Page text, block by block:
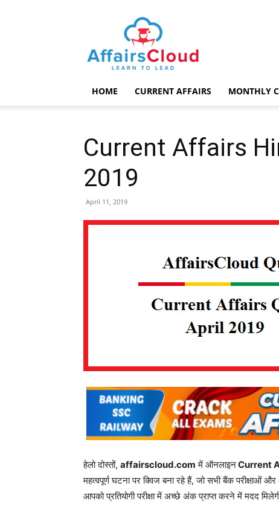
AffairsCloud.com
HOME CURRENT AFFAIRS MONTHLY
Current Affairs
2019
April 11, 2019
हेलो दोस्तों, affairscloud.com में ऑनलाइनCurrent
महत्वपूर्ण घटना पर क्विज बना रहे हैं, जो सभी बैंक परीक्षाओं
आपको प्रतियोगी परीक्षा में अच्छे अंक प्राप्त करने में मदद